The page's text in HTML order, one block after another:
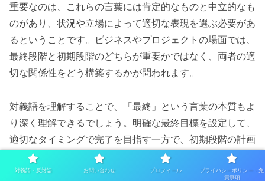
重要なのは、これらの言葉には肯定的なものと中立的なも
のがあり、状況や立場によって適切な表現を選ぶ必要があ
るということです。ビジネスやプロジェクトの場面では、
最終段階と初期段階のどちらが重要かではなく、両者の適
切な関係性をどう構築するかが問われます。
対義語を理解することで、「最終」という言葉の本質もよ
り深く理解できるでしょう。明確な最終目標を設定して、
適切なタイミングで完了を目指す一方で、初期段階の計画
や出発点も大切にする。そのバランス感覚こそが、個人に
とってもプロジェクトにとっても、成功への鍵となるので
対義語・反対語 お問い合わせ プロフィール
プライバシーポリシー・免
責事項